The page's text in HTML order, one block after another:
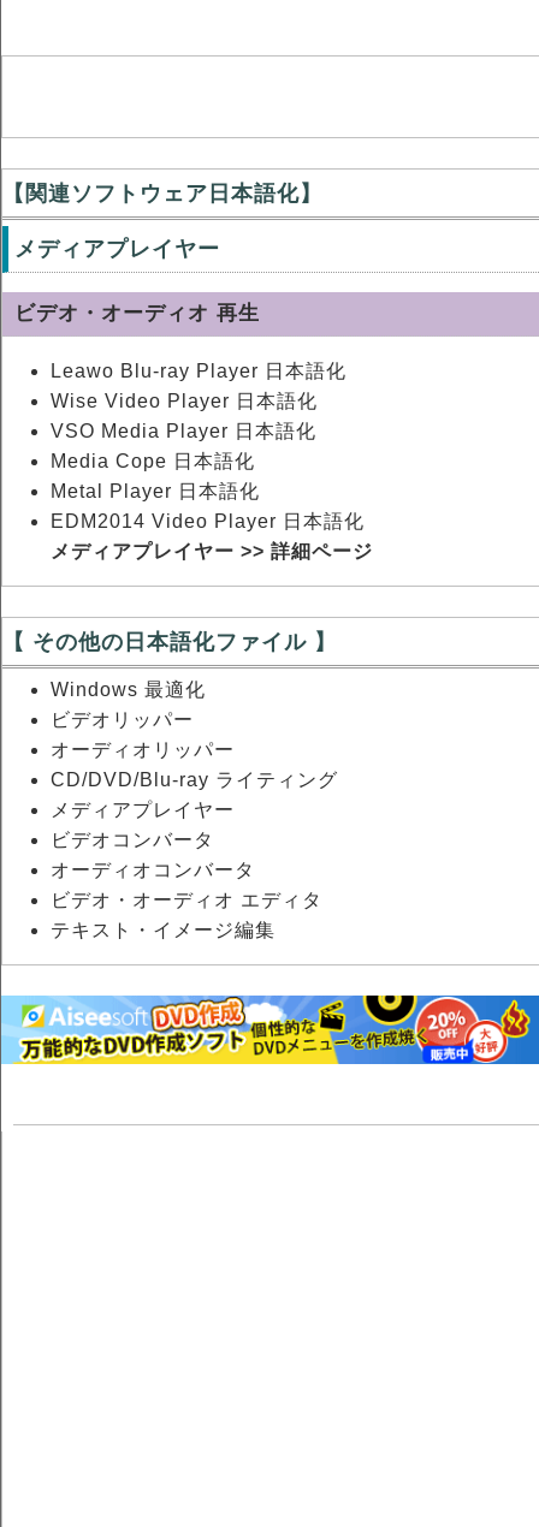
【関連ソフトウェア日本語化】
メディアプレイヤー
ビデオ・オーディオ 再生
Leawo Blu-ray Player 日本語化
Wise Video Player 日本語化
VSO Media Player 日本語化
Media Cope 日本語化
Metal Player 日本語化
EDM2014 Video Player 日本語化
メディアプレイヤー >> 詳細ページ
【 その他の日本語化ファイル 】
Windows 最適化
ビデオリッパー
オーディオリッパー
CD/DVD/Blu-ray ライティング
メディアプレイヤー
ビデオコンバータ
オーディオコンバータ
ビデオ・オーディオ エディタ
テキスト・イメージ編集